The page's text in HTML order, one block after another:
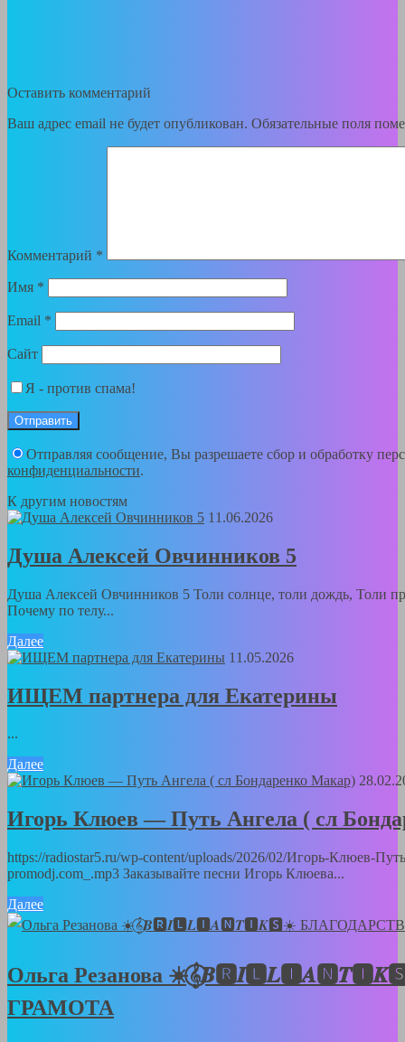
Оставить комментарий
Ваш адрес email не будет опубликован. Обязательные поля
Комментарий *
Имя *
Email *
Сайт
Я - против спама!
Отправляя сообщение, Вы разрешаете сбор и обработку
конфиденциальности.
К другим новостям
11.06.2026
Душа Алексей Овчинников 5
Душа Алексей Овчинников 5 Толи солнце, толи дождь, Толи
Почему по телу...
Далее
11.05.2026
ИЩЕМ партнера для Екатерины
...
Далее
Игорь Клюев — Путь Ангела ( сл
https://radiostar5.ru/wp-content/uploads/2026/02/Игорь-Клюев-
promodj.com_.mp3 Заказывайте песни Игорь Клюева...
Далее
Ольга Резанова
ГРАМОТА